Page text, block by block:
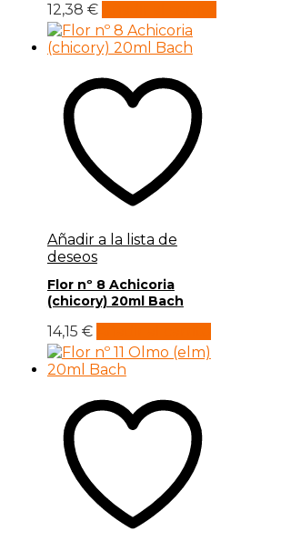
12,38 €
Añadir a la lista de
deseos
Flor nº 8 Achicoria
(chicory) 20ml Bach
14,15 €